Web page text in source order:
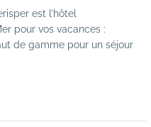
est l’hôtel
pour vos vacances :
de gamme pour un séjour